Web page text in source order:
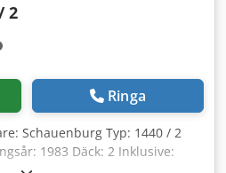
2
Ringa
Schauenburg Typ: 1440 / 2
1983 Däck: 2 Inklusive:
15 kW/6 elmotor – Kardanaxlar